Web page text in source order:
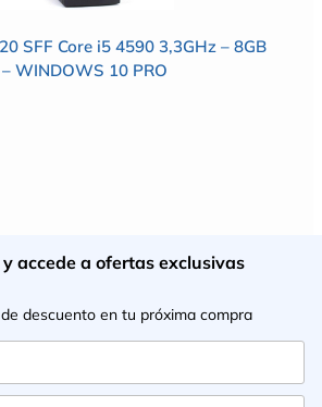
SFF Core i5 4590 3,3GHz – 8GB
WINDOWS 10 PRO
accede a ofertas exclusivas
descuento en tu próxima compra